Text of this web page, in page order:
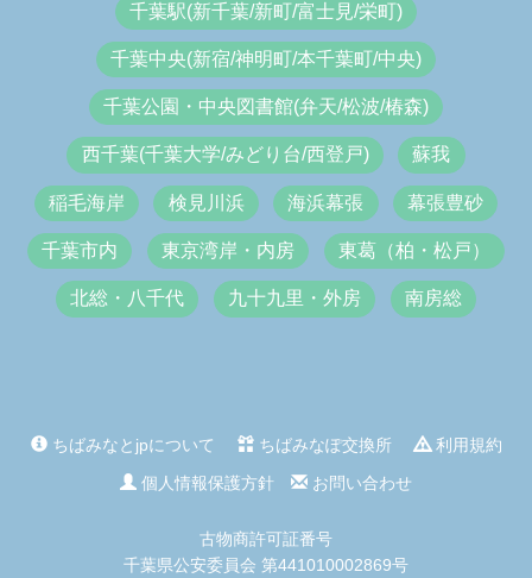
千葉駅(新千葉/新町/富士見/栄町)
千葉中央(新宿/神明町/本千葉町/中央)
千葉公園・中央図書館(弁天/松波/椿森)
西千葉(千葉大学/みどり台/西登戸) 蘇我
稲毛海岸 検見川浜 海浜幕張 幕張豊砂
千葉市内 東京湾岸・内房 東葛（柏・松戸）
北総・八千代 九十九里・外房 南房総
ちばみなとjpについて ちばみなぽ交換所
利用規約
個人情報保護方針
お問い合わせ
古物商許可証番号
千葉県公安委員会 第441010002869号